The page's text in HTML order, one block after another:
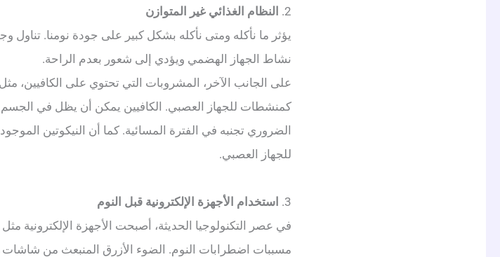
2. النظام الغذائي غير المتوازن
يؤثر ما نأكله ومتى نأكله بشكل كبير على جودة نومنا. تناول
نشاط الجهاز الهضمي ويؤدي إلى شعور بعدم الراحة.
على الجانب الآخر، المشروبات التي تحتوي على الكافيين،
الضروري تجنبه في الفترة المسائية. كما أن النيكوتين
للجهاز العصبي.
3. استخدام الأجهزة الإلكترونية قبل النوم
في عصر التكنولوجيا الحديثة، أصبحت الأجهزة الإلكترونية
مسببات اضطرابات النوم. الضوء الأزرق المنبعث من شاشات